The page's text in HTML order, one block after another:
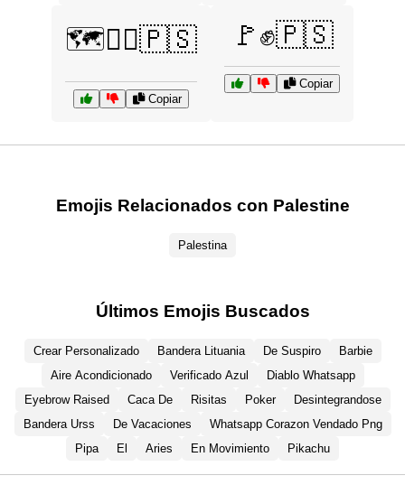
🗺️🚶‍♂️🇵🇸
Copiar
🚩✊🇵🇸
Copiar
Emojis Relacionados con Palestine
Palestina
Últimos Emojis Buscados
Crear Personalizado Bandera Lituania De Suspiro
Barbie
Aire Acondicionado
Verificado Azul
Diablo Whatsapp
Eyebrow Raised
Caca De Risitas Poker
Desintegrandose
Bandera Urss
De Vacaciones
Whatsapp Corazon Vendado Png
Pipa
El Aries En Movimiento Pikachu